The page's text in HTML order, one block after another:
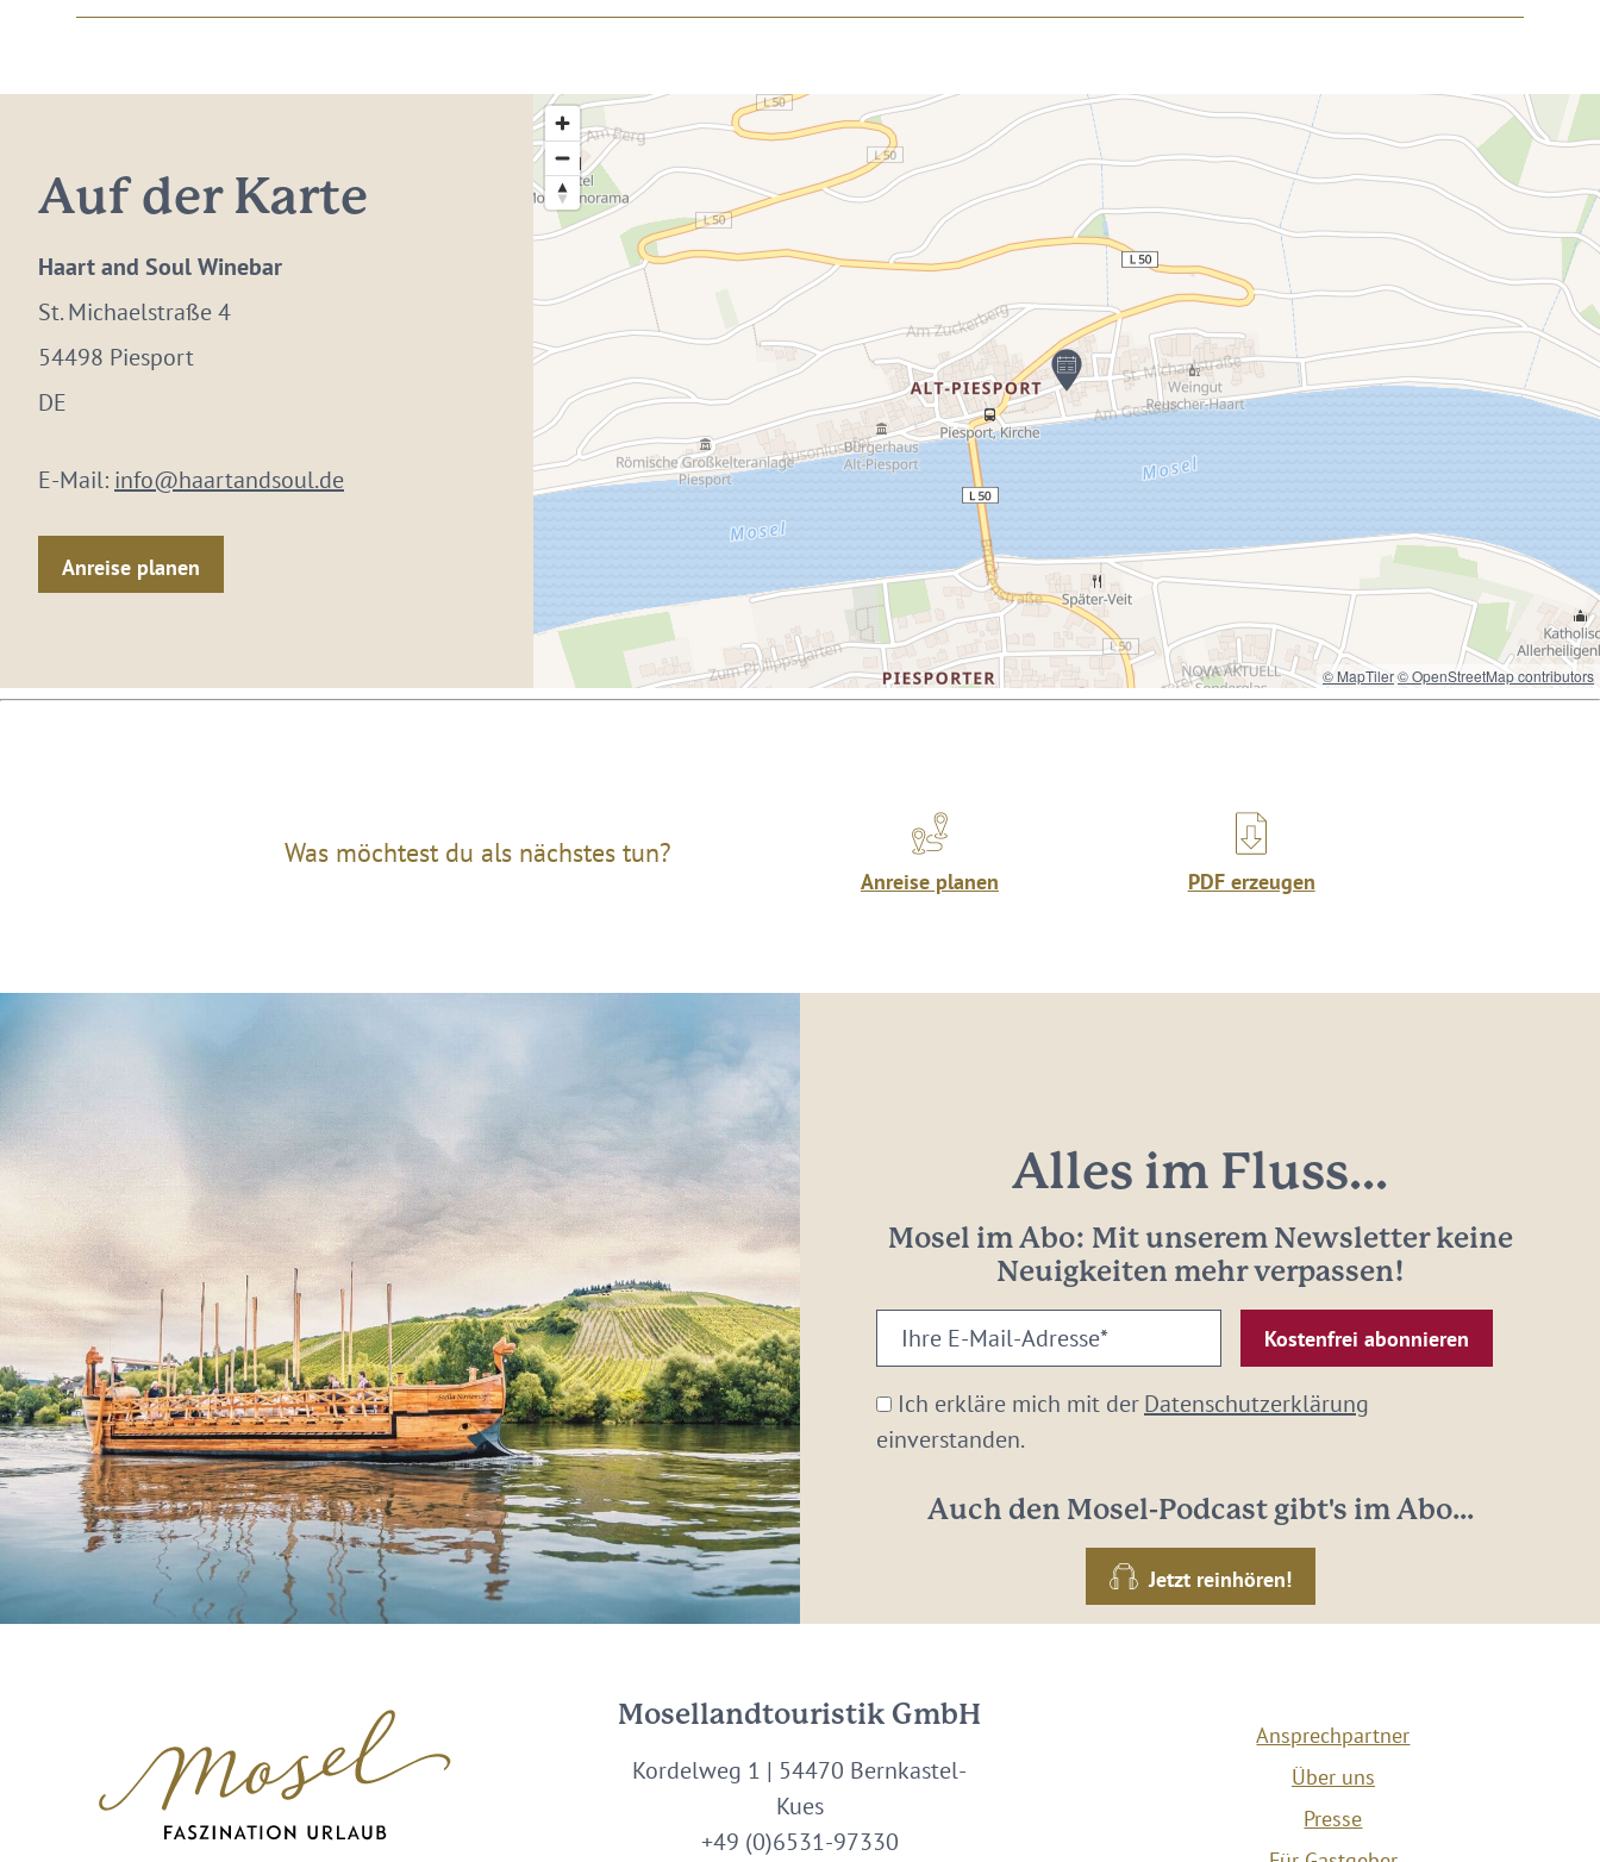
Auf der Karte
Haart and Soul Winebar
St. Michaelstraße 4
54498 Piesport
DE
E-Mail: info@haartandsoul.de
Anreise planen
© MapTiler© OpenStreetMap contributors
Was möchtest du als nächstes tun?
Anreise planen PDF erzeugen
Alles im Fluss...
Mosel im Abo: Mit unserem Newsletter keine
Neuigkeiten mehr verpassen!
Ihre
E-
Mail-
Adresse:
Ich erkläre mich mit derDatenschutzerklärung
einverstanden.
Auch den Mosel-Podcast gibt's im Abo...
Jetzt reinhören!
Mosellandtouristik GmbH
Kordelweg 1 | 54470 Bernkastel-
Kues
+49 (0)6531-97330
Ansprechpartner
Über uns
Presse